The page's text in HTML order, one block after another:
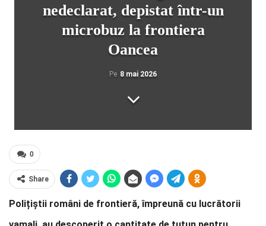
nedeclarat, depistat într-un
microbuz la frontiera
Oancea
Pe 8 mai 2026
0
Share
Polițiștii români de frontieră, împreună cu lucrătorii